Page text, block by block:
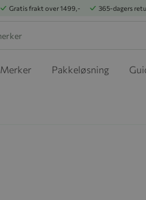
Gratis frakt over 1499,- 365-dagers
Merker Pakkeløsning